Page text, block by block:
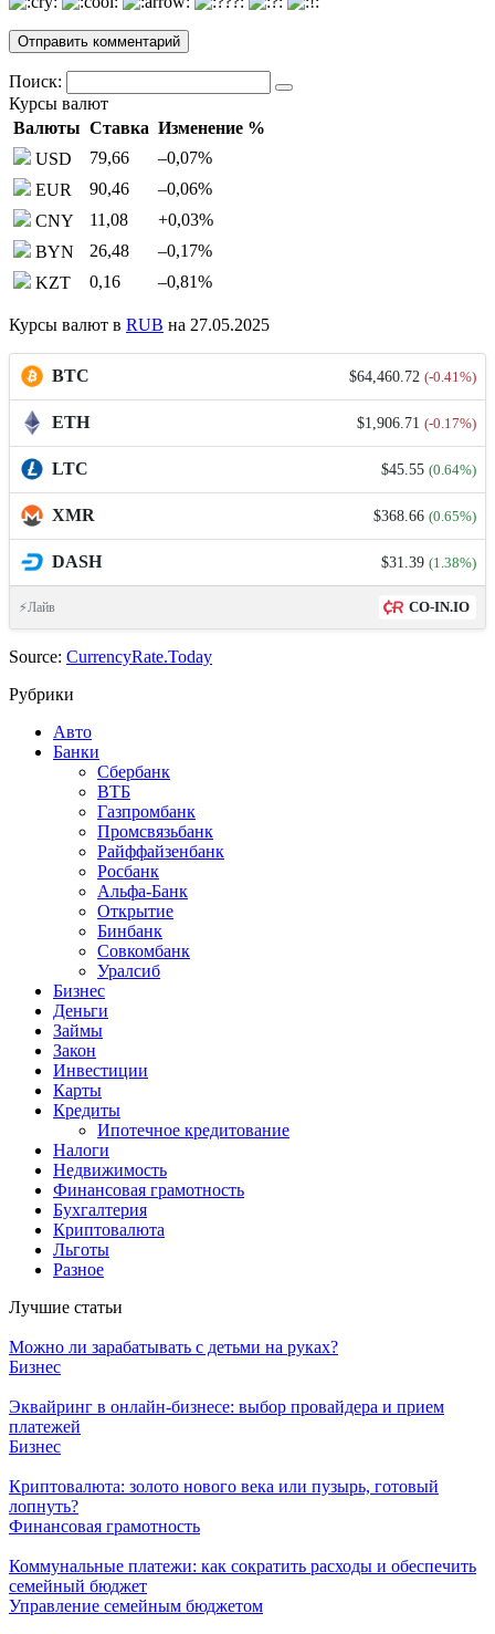
Поиск:
Курсы валют
Валюты Ставка Изменение %
USD
79,66 –0,07%
EUR
90,46 –0,06%
CNY
11,08 +0,03%
BYN
26,48 –0,17%
KZT
0,16 –0,81%
Курсы валют в RUB на 27.05.2025
BTC $64,460.72 (-0.41%)
ETH $1,906.71 (-0.17%)
LTC $45.55 (0.64%)
XMR $368.66 (0.65%)
DASH $31.39 (1.38%)
⚡Лайв CO-IN.IO
Source: CurrencyRate.Today
Рубрики
Авто
Банки
Сбербанк
ВТБ
Газпромбанк
Промсвязьбанк
Райффайзенбанк
Росбанк
Альфа-Банк
Открытие
Бинбанк
Совкомбанк
Уралсиб
Бизнес
Деньги
Займы
Закон
Инвестиции
Карты
Кредиты
Ипотечное кредитование
Налоги
Недвижимость
Финансовая грамотность
Бухгалтерия
Криптовалюта
Льготы
Разное
Лучшие статьи
Можно ли зарабатывать с детьми на руках?
Бизнес
Эквайринг в онлайн-бизнесе: выбор провайдера и прием
платежей
Бизнес
Криптовалюта: золото нового века или пузырь, готовый
лопнуть?
Финансовая грамотность
Коммунальные платежи: как сократить расходы и обеспечить
семейный бюджет
Управление семейным бюджетом